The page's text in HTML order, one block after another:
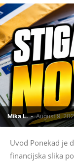
Mika L. - August 9,
Uvod Ponekad je
financijska slika